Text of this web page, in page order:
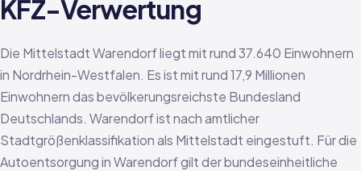
KFZ-Verwertung
Die Mittelstadt Warendorf liegt mit rund 37.640 Einwohnern
in Nordrhein-Westfalen. Es ist mit rund 17,9 Millionen
Einwohnern das bevölkerungsreichste Bundesland
Deutschlands. Warendorf ist nach amtlicher
Stadtgrößenklassifikation als Mittelstadt eingestuft. Für die
Autoentsorgung in Warendorf gilt der bundeseinheitliche